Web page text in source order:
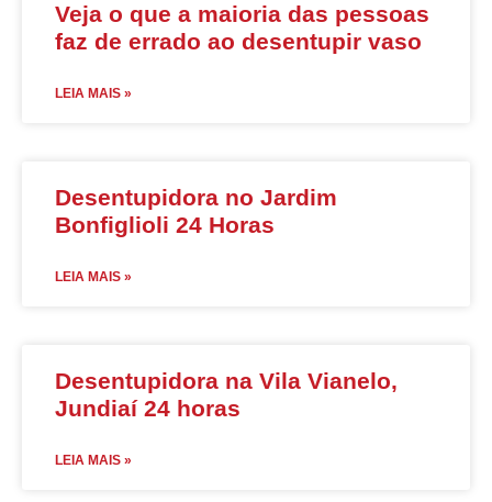
Veja o que a maioria das pessoas
faz de errado ao desentupir vaso
LEIA MAIS »
Desentupidora no Jardim
Bonfiglioli 24 Horas
LEIA MAIS »
Desentupidora na Vila Vianelo,
Jundiaí 24 horas
LEIA MAIS »